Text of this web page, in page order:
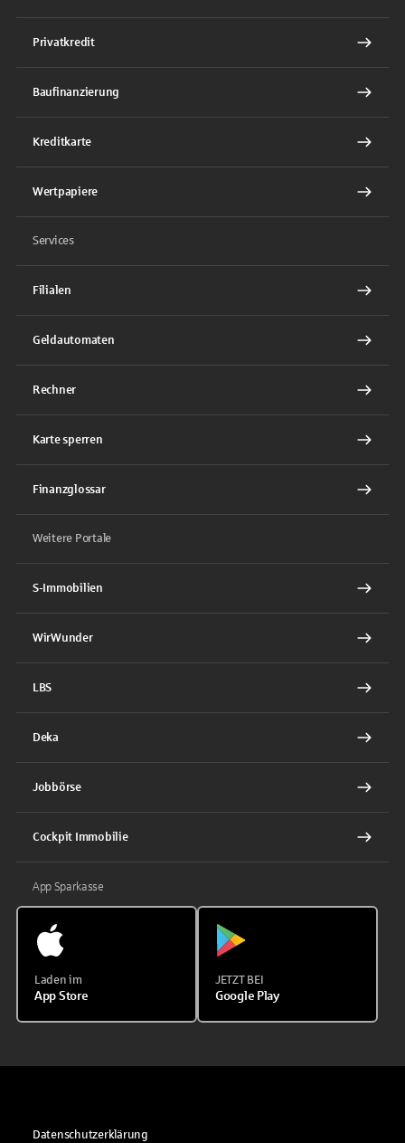
Privatkredit
Baufinanzierung
Kreditkarte
Wertpapiere
Services
Filialen
Geldautomaten
Rechner
Karte sperren
Finanzglossar
Weitere Portale
S-Immobilien
WirWunder
LBS
Deka
Jobbörse
Cockpit Immobilie
App Sparkasse
Laden im
App Store
JETZT BEI
Google Play
Datenschutzerklärung